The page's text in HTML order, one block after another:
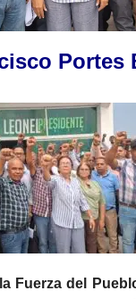
Portes
Fuerza del